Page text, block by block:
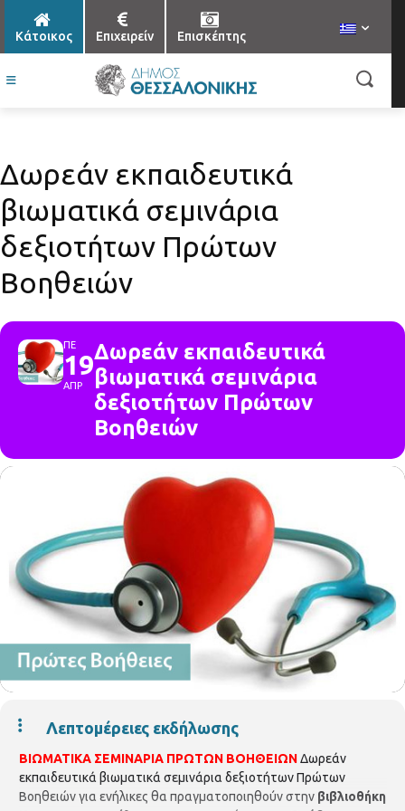
Κάτοικος Επιχειρείν Επισκέπτης
Δωρεάν εκπαιδευτικά
βιωματικά σεμινάρια
δεξιοτήτων Πρώτων
Βοηθειών
ΠΕ
19
ΑΠΡ
Δωρεάν εκπαιδευτικά
βιωματικά σεμινάρια
δεξιοτήτων Πρώτων
Βοηθειών
Λεπτομέρειες εκδήλωσης
ΒΙΩΜΑΤΙΚΑ ΣΕΜΙΝΑΡΙΑ ΠΡΩΤΩΝ ΒΟΗΘΕΙΩΝΔωρεάν
εκπαιδευτικά βιωματικά σεμινάρια δεξιοτήτων Πρώτων
Βοηθειών για ενήλικες θα πραγματοποιηθούν στην βιβλιοθήκη